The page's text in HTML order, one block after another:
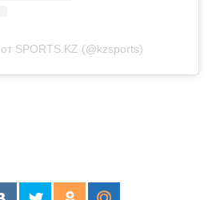
SPORTS.KZ (@kzsports)